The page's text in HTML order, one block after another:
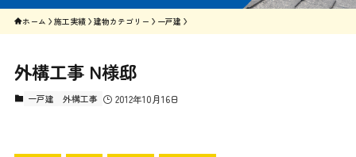
ホーム 施工実績 建物カテゴリー 一戸建
外構工事 N様邸
一戸建 外構工事 2012年10月16日